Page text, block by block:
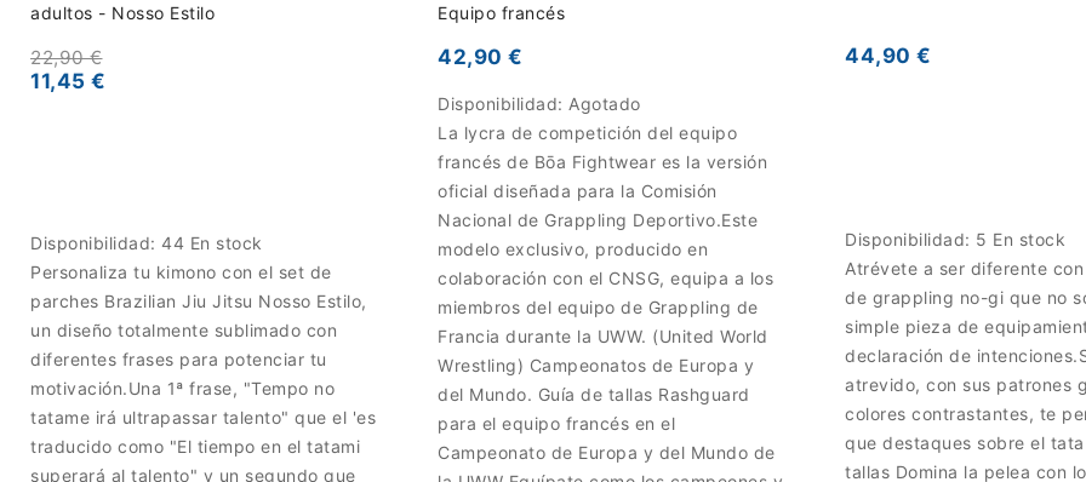
adultos - Nosso Estilo
22,90 €
11,45 €
Disponibilidad: 44 En stock
Personaliza tu kimono con el set de
parches Brazilian Jiu Jitsu Nosso Estilo,
un diseño totalmente sublimado con
diferentes frases para potenciar tu
motivación.Una 1ª frase, "Tempo no
tatame irá ultrapassar talento" que el 'es
traducido como "El tiempo en el tatami
superará al talento" y un segundo que
Equipo francés
42,90 €
Disponibilidad: Agotado
La lycra de competición del equipo
francés de Bōa Fightwear es la versión
oficial diseñada para la Comisión
Nacional de Grappling Deportivo.Este
modelo exclusivo, producido en
colaboración con el CNSG, equipa a los
miembros del equipo de Grappling de
Francia durante la UWW. (United World
Wrestling) Campeonatos de Europa y
del Mundo. Guía de tallas Rashguard
para el equipo francés en el
Campeonato de Europa y del Mundo de
44,90 €
Disponibilidad: 5 En stock
Atrévete a ser diferente
de grappling no-gi que no
simple pieza de
declaración de
atrevido, con sus patrones
colores contrastantes, te
que destaques sobre el
tallas Domina la pelea con